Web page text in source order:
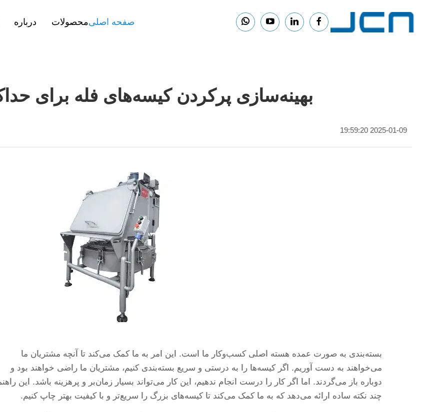
صفحه اصلیمحصولات درباره
بهینه‌سازی پرکردن کیسه‌های فله برای
2025-01-09 19:59:20
بسته‌بندی به صورت عمده هسته اصلی کسب‌وکار ما است. این امر به ما کمک می‌کند تا آنچه مشتریان ما
می‌خواهند به دست آوریم. اگر کیسه‌ها را به درستی و سریع بسته‌بندی کنیم، مشتریان ما راضی خواهند بود و
دوباره باز می‌گردند. اما اگر کار را درست انجام ندهیم، این کار می‌تواند بسیار زمان‌بر و پرهزینه باشد. این
چند نکته ساده ارائه می‌دهد که به ما کمک می‌کند تا کیسه‌های بزرگ را سریع‌تر و با کیفیت بهتر چاپ کنیم.